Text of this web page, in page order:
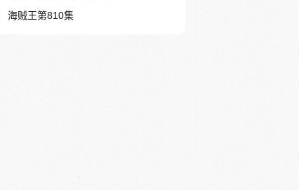
海贼王第810集